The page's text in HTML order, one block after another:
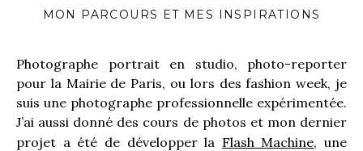
MON PARCOURS ET MES INSPIRATIONS
Photographe portrait en studio, photo-reporter
pour la Mairie de Paris, ou lors des fashion week, je
suis une photographe professionnelle expérimentée.
J’ai aussi donné des cours de photos et mon dernier
projet a été de développer la Flash Machine, une